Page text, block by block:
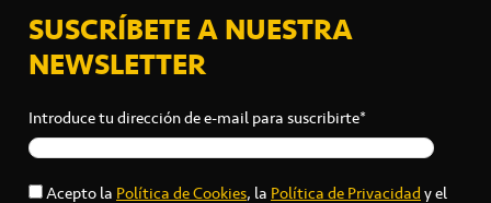
SUSCRÍBETE A NUESTRA
NEWSLETTER
Introduce tu dirección de e-mail para suscribirte*
Acepto laPolítica de Cookies, laPolítica de Privacidady el